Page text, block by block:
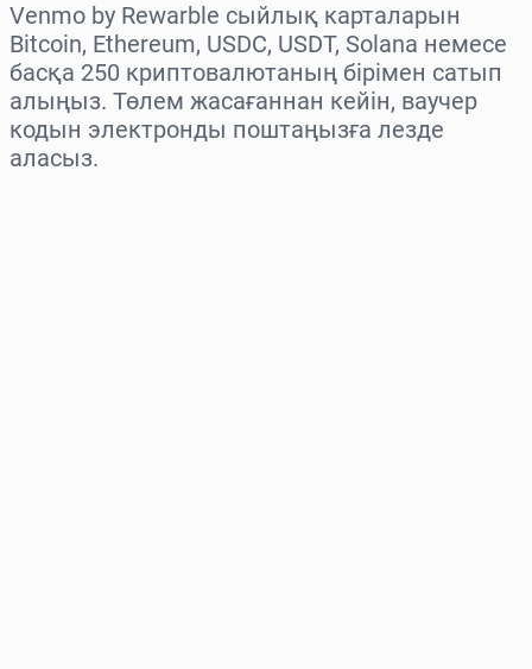
Venmo by Rewarble сыйлық карталарын
Bitcoin, Ethereum, USDC, USDT, Solana немесе
басқа 250 криптовалютаның бірімен сатып
алыңыз. Төлем жасағаннан кейін, ваучер
кодын электронды поштаңызға лезде
аласыз.